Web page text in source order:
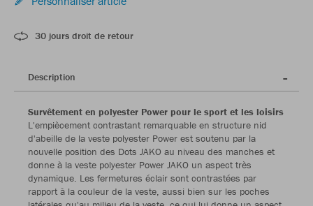
30 jours droit de retour
Description
Survêtement en polyester Power pour le sport et les loisirs
L'empiècement contrastant remarquable en structure nid
d'abeille de la veste polyester Power est soutenu par la
nouvelle position des Dots JAKO au niveau des manches et
donne à la veste polyester Power JAKO un aspect très
dynamique. Les fermetures éclair sont contrastées par
rapport à la couleur de la veste, aussi bien sur les poches